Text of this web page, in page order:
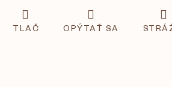
TLAČ OPÝTAŤ SA